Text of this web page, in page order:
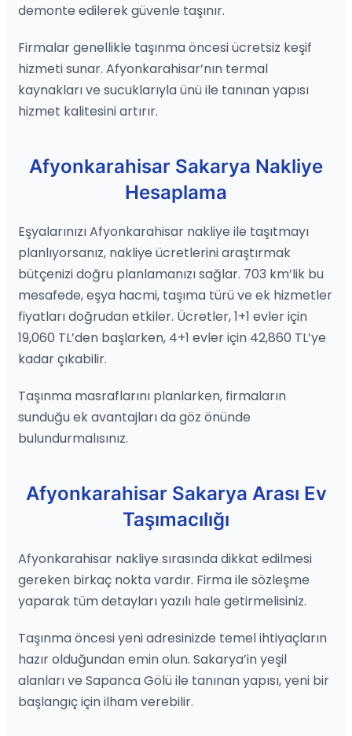
demonte edilerek güvenle taşınır.
Firmalar genellikle taşınma öncesi ücretsiz keşif
hizmeti sunar. Afyonkarahisar’nın termal
kaynakları ve sucuklarıyla ünü ile tanınan yapısı
hizmet kalitesini artırır.
Afyonkarahisar Sakarya Nakliye
Hesaplama
Eşyalarınızı Afyonkarahisar nakliye ile taşıtmayı
planlıyorsanız, nakliye ücretlerini araştırmak
bütçenizi doğru planlamanızı sağlar. 703 km’lik bu
mesafede, eşya hacmi, taşıma türü ve ek hizmetler
fiyatları doğrudan etkiler. Ücretler, 1+1 evler için
19,060 TL’den başlarken, 4+1 evler için 42,860 TL’ye
kadar çıkabilir.
Taşınma masraflarını planlarken, firmaların
sunduğu ek avantajları da göz önünde
bulundurmalısınız.
Afyonkarahisar Sakarya Arası Ev
Taşımacılığı
Afyonkarahisar nakliye sırasında dikkat edilmesi
gereken birkaç nokta vardır. Firma ile sözleşme
yaparak tüm detayları yazılı hale getirmelisiniz.
Taşınma öncesi yeni adresinizde temel ihtiyaçların
hazır olduğundan emin olun. Sakarya’in yeşil
alanları ve Sapanca Gölü ile tanınan yapısı, yeni bir
başlangıç için ilham verebilir.